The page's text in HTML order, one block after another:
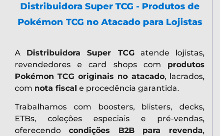
Distribuidora Super TCG - Produtos de
Pokémon TCG no Atacado para Lojistas
A Distribuidora Super TCGatende lojistas,
revendedores e card shops com produtos
Pokémon TCG originais no atacado, lacrados,
com nota fiscal e procedência garantida.
Trabalhamos com boosters, blisters, decks,
ETBs, coleções especiais e pré-vendas,
oferecendo condições B2B para revenda,